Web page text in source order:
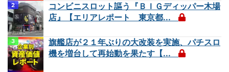
コンビニスロット謳う『ＢＩＧディッパー木場
店』【エリアレポート 東京都...
旗艦店が２１年ぶりの大改装を実施、パチスロ
機を増台して再始動を果たす【...